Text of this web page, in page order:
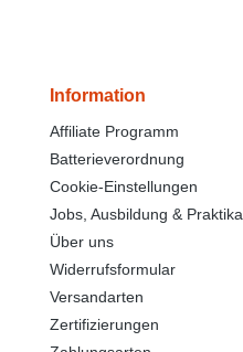
Information
Affiliate Programm
Batterieverordnung
Cookie-Einstellungen
Jobs, Ausbildung & Praktika
Über uns
Widerrufsformular
Versandarten
Zertifizierungen